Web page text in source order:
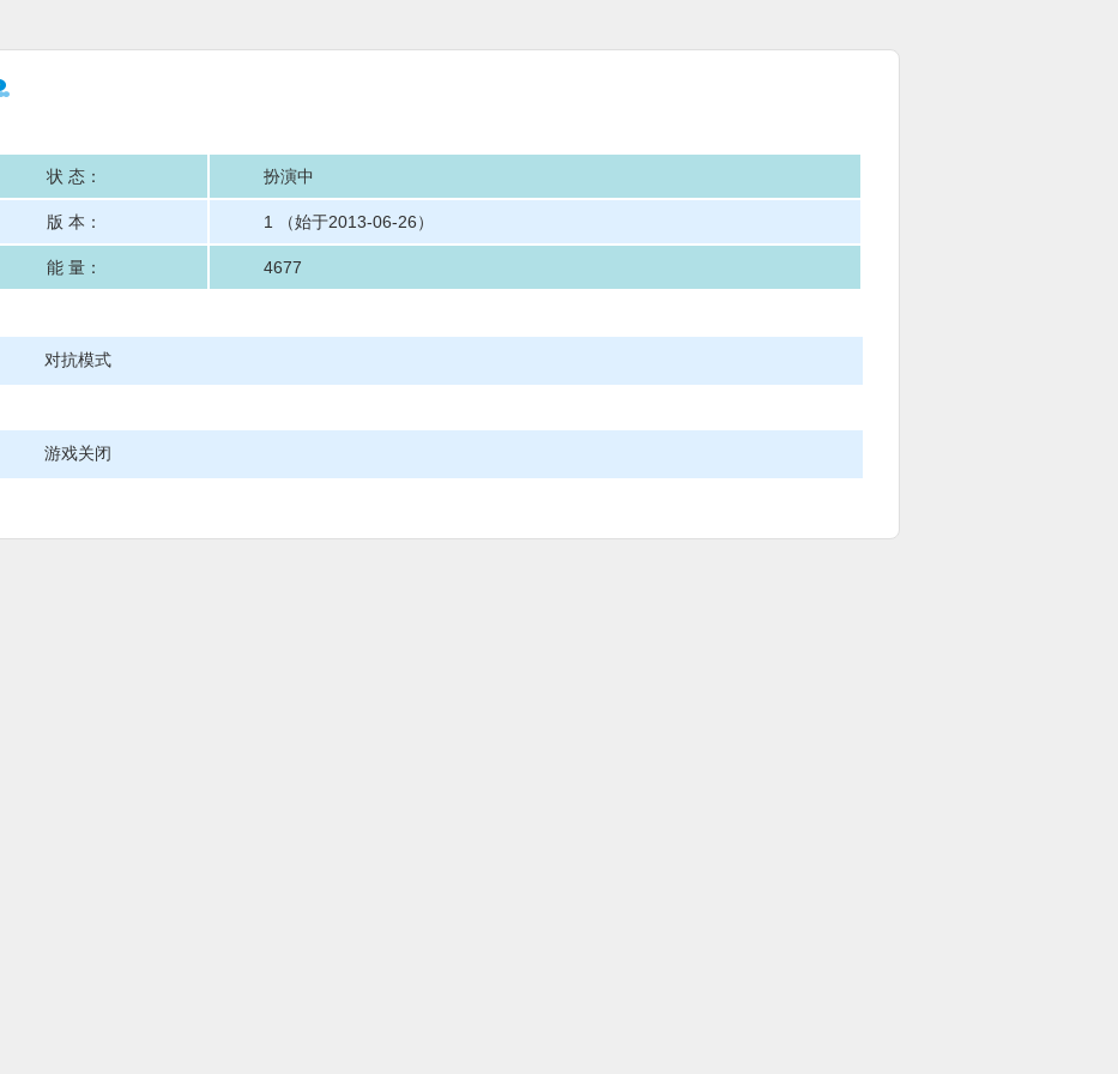
状 态： 扮演中
版 本： 1 （始于2013-06-26）
能 量： 4677
对抗模式
游戏关闭